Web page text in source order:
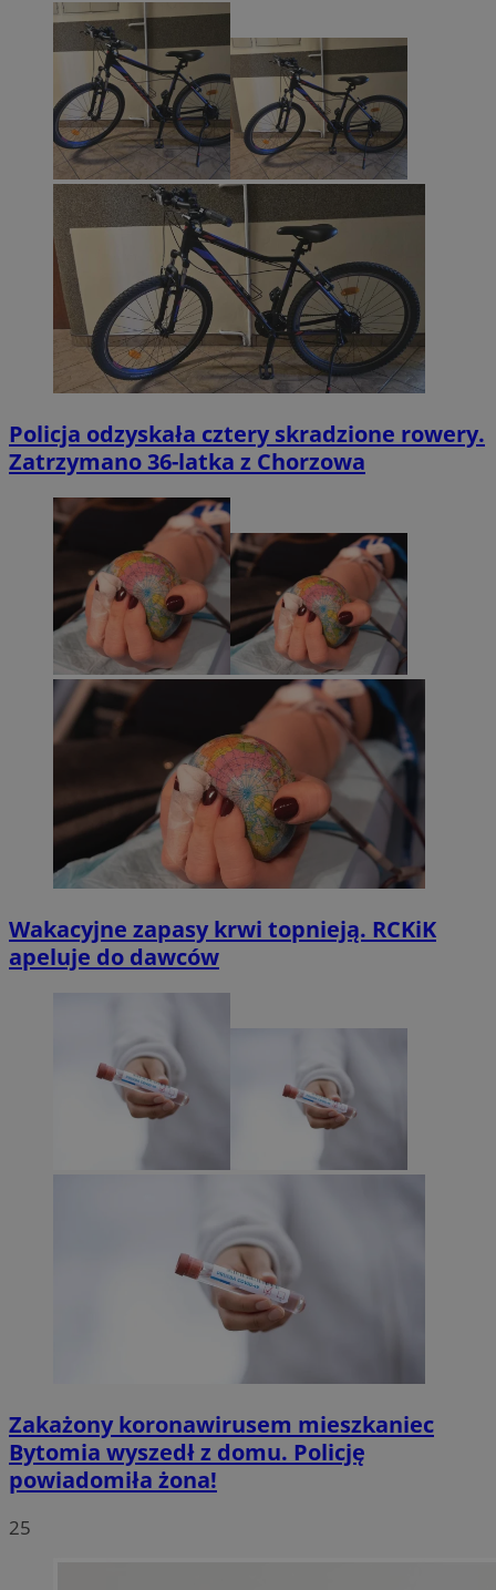
Policja odzyskała cztery skradzione rowery.
Zatrzymano 36-latka z Chorzowa
Wakacyjne zapasy krwi topnieją. RCKiK
apeluje do dawców
Zakażony koronawirusem mieszkaniec
Bytomia wyszedł z domu. Policję
powiadomiła żona!
25